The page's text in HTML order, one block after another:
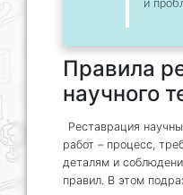
и
Правила
научного
Реставрация
работ – процесс,
деталям и
правил. В этом